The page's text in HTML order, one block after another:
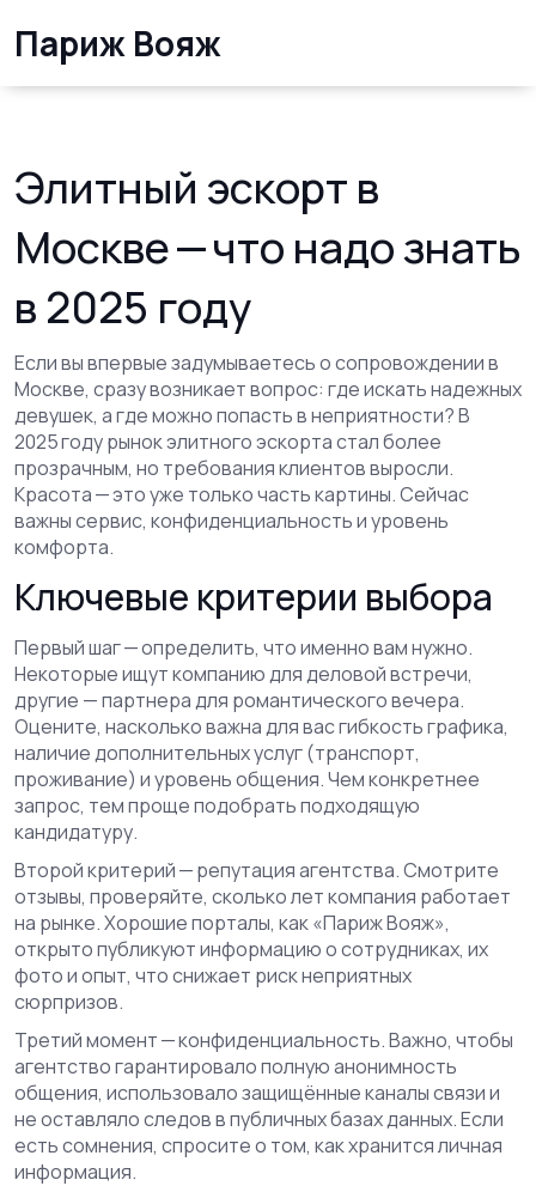
Париж Вояж
Элитный эскорт в
Москве — что надо знать
в 2025 году
Если вы впервые задумываетесь о сопровождении в
Москве, сразу возникает вопрос: где искать надежных
девушек, а где можно попасть в неприятности? В
2025 году рынок элитного эскорта стал более
прозрачным, но требования клиентов выросли.
Красота — это уже только часть картины. Сейчас
важны сервис, конфиденциальность и уровень
комфорта.
Ключевые критерии выбора
Первый шаг — определить, что именно вам нужно.
Некоторые ищут компанию для деловой встречи,
другие — партнера для романтического вечера.
Оцените, насколько важна для вас гибкость графика,
наличие дополнительных услуг (транспорт,
проживание) и уровень общения. Чем конкретнее
запрос, тем проще подобрать подходящую
кандидатуру.
Второй критерий — репутация агентства. Смотрите
отзывы, проверяйте, сколько лет компания работает
на рынке. Хорошие порталы, как «Париж Вояж»,
открыто публикуют информацию о сотрудниках, их
фото и опыт, что снижает риск неприятных
сюрпризов.
Третий момент — конфиденциальность. Важно, чтобы
агентство гарантировало полную анонимность
общения, использовало защищённые каналы связи и
не оставляло следов в публичных базах данных. Если
есть сомнения, спросите о том, как хранится личная
информация.